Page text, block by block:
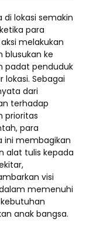
di lokasi semakin
para
melakukan
blusukan ke
padat penduduk
lokasi. Sebagai
dari
terhadap
prioritas
para
ini membagikan
alat tulis kepada
visi
memenuhi
anak bangsa.